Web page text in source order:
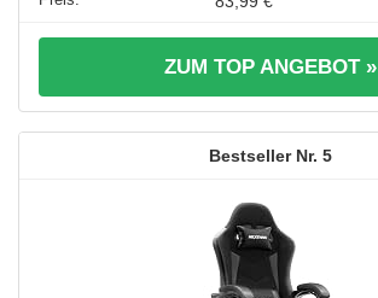
ZUM TOP ANGEBOT »
5